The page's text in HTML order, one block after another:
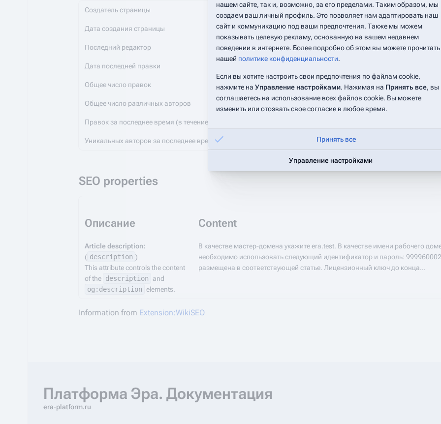
Создатель страницы AZykov обсуждение | вклад
Дата создания страницы 12:11, 11 августа 2025
Последний редактор Oagapov (обсуждение|вклад)
Дата последней правки
Общее число правок 6
Общее число различных авторов 2
Правок за последнее время (в течение 90 дней)
Уникальных авторов за последнее время
SEO properties
Описание Content
Article description:
( description )
This attribute controls the content
of the description
and
og:description elements.
В качестве мастер-домена укажите era.test. В качестве имени рабочего
необходимо использовать следующий идентификатор и пароль:
размещена в соответствующей статье. Лицензионный ключ до конца...
Information from Extension:WikiSEO
Платформа Эра. Документация
era-platform.ru
нашем сайте, так и, возможно, за его пределами. Таким образом, мы
создаем ваш личный профиль. Это позволяет нам адаптировать наш
сайт и коммуникацию под ваши предпочтения. Также мы можем
показывать целевую рекламу, основанную на вашем недавнем
поведении в интернете. Более подробно об этом вы можете
нашей политике конфиденциальности.
Если вы хотите настроить свои предпочтения по файлам cookie,
нажмите на Управление настройками. Нажимая на Принять все, вы
соглашаетесь на использование всех файлов cookie. Вы можете
изменить или отозвать свое согласие в любое время.
Принять все
Управление настройками